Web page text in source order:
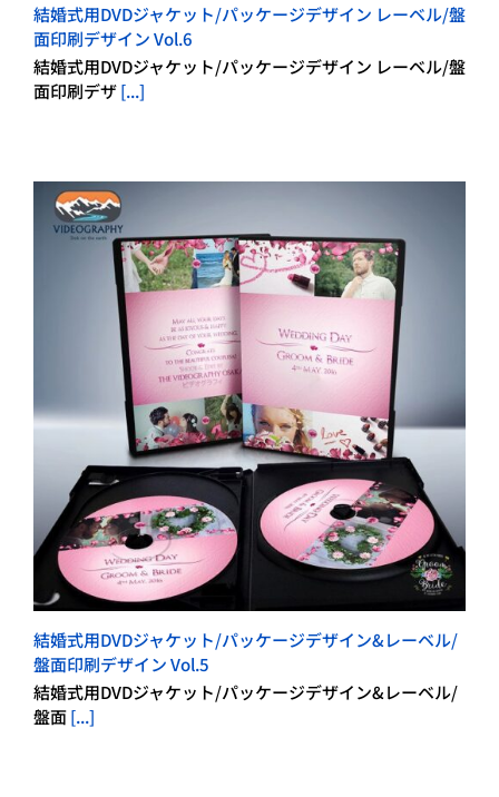
結婚式用DVDジャケット/パッケージデザイン レーベル/盤
面印刷デザイン Vol.6
結婚式用DVDジャケット/パッケージデザイン レーベル/盤
面印刷デザ[...]
結婚式用DVDジャケット/パッケージデザイン&レーベル/
盤面印刷デザイン Vol.5
結婚式用DVDジャケット/パッケージデザイン&レーベル/
盤面[...]